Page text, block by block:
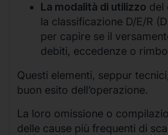
La modalità di utilizzo del
la classificazione D/E/R
per capire se il
debiti, eccedenze o
Questi elementi, seppur
buon esito dell’operazione.
La loro omissione o
delle cause più frequenti di